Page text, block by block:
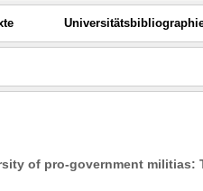
of pro-government